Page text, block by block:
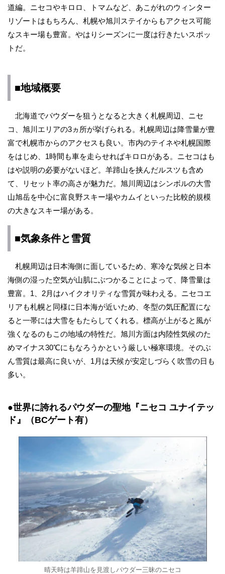
道編。ニセコやキロロ、トマムなど、あこがれのウィンター
リゾートはもちろん、札幌や旭川ステイからもアクセス可能
なスキー場も豊富。やはりシーズンに一度は行きたいスポッ
トだ。
■地域概要
北海道でパウダーを狙うとなると大きく札幌周辺、ニセ
コ、旭川エリアの3ヵ所が挙げられる。札幌周辺は降雪量が豊
富で札幌市からのアクセスも良い。市内のテイネや札幌国際
をはじめ、1時間も車を走らせればキロロがある。ニセコはも
はや説明の必要がないほど。羊蹄山を挟んだルスツも含め
て、リセット率の高さが魅力だ。旭川周辺はシンボルの大雪
山旭岳を中心に富良野スキー場やカムイといった比較的規模
の大きなスキー場がある。
■気象条件と雪質
札幌周辺は日本海側に面しているため、寒冷な気候と日本
海側の湿った空気が山肌にぶつかることによって、降雪量は
豊富。1、2月はハイクオリティな雪質が味わえる。ニセコエ
リアも札幌と同様に日本海が近いため、冬型の気圧配置にな
ると一帯には大雪をもたらしてくれる。標高が上がると風が
強くなるのもこの地域の特性だ。旭川方面は内陸性気候のた
めマイナス30℃にもなろうかという厳しい極寒環境。そのぶ
ん雪質は最高に良いが、1月は天候が安定しづらく吹雪の日も
多い。
●世界に誇れるパウダーの聖地『ニセコ ユナイテッ
ド』（BCゲート有）
晴天時は羊蹄山を見渡しパウダー三昧のニセコ